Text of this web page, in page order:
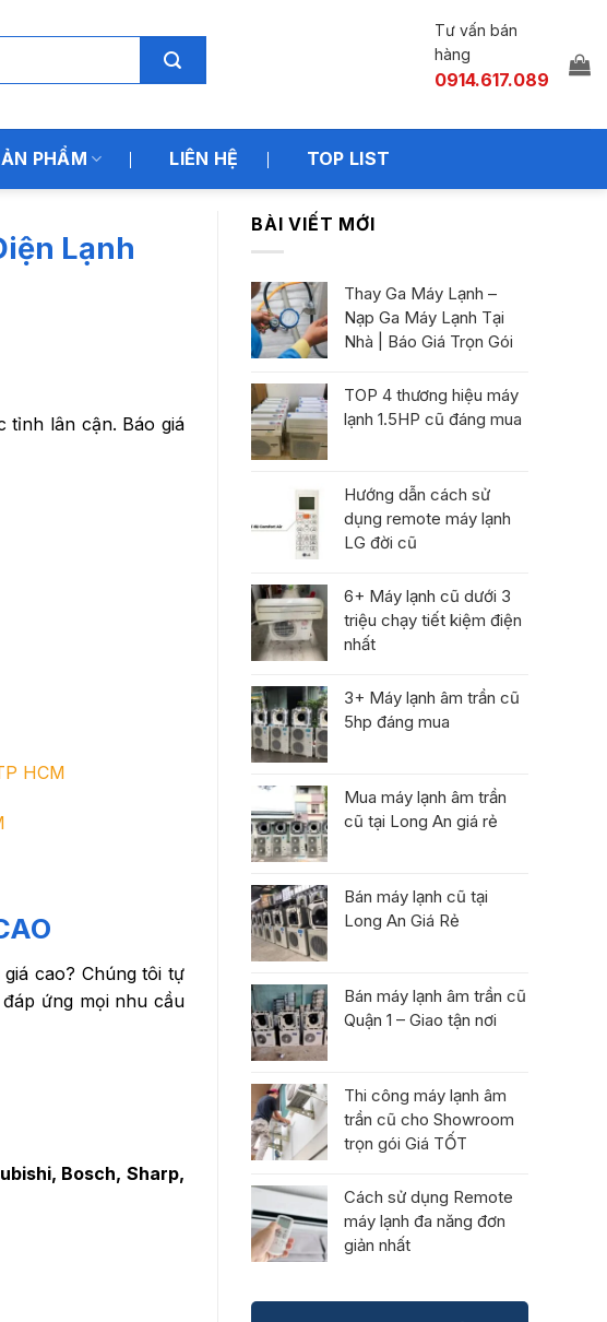
Tư vấn bán
hàng
0914.617.089
PHẨM LIÊN HỆ TOP LIST
Lạnh
tỉnh lân cận. Báo giá
HCM
cao? Chúng tôi tự
ứng mọi nhu cầu
Bosch, Sharp,
BÀI VIẾT MỚI
Thay Ga Máy Lạnh –
Nạp Ga Máy Lạnh Tại
Nhà | Báo Giá Trọn Gói
TOP 4 thương hiệu máy
lạnh 1.5HP cũ đáng mua
Hướng dẫn cách sử
dụng remote máy lạnh
LG đời cũ
6+ Máy lạnh cũ dưới 3
triệu chạy tiết kiệm điện
nhất
3+ Máy lạnh âm trần cũ
5hp đáng mua
Mua máy lạnh âm trần
cũ tại Long An giá rẻ
Bán máy lạnh cũ tại
Long An Giá Rẻ
Bán máy lạnh âm trần cũ
Quận 1 – Giao tận nơi
Thi công máy lạnh âm
trần cũ cho Showroom
trọn gói Giá TỐT
Cách sử dụng Remote
máy lạnh đa năng đơn
giản nhất